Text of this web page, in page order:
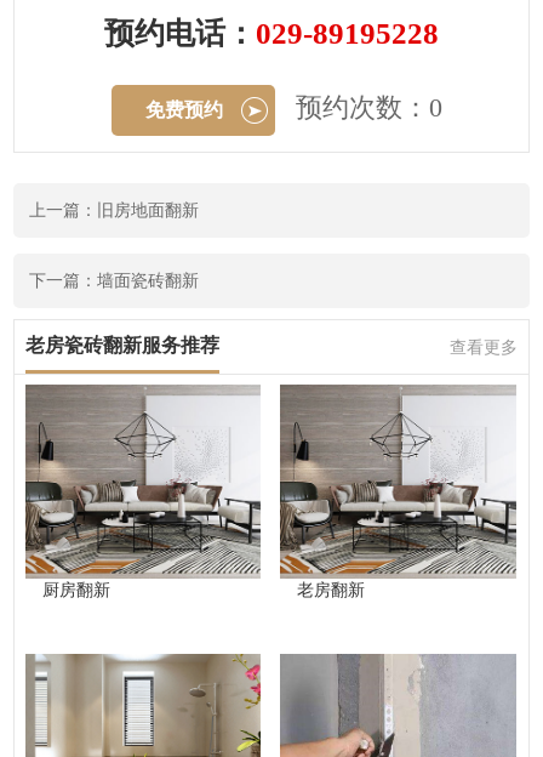
预约电话： 029-89195228
免费预约 预约次数：0
上一篇：旧房地面翻新
下一篇：墙面瓷砖翻新
老房瓷砖翻新服务推荐 查看更多
厨房翻新 老房翻新